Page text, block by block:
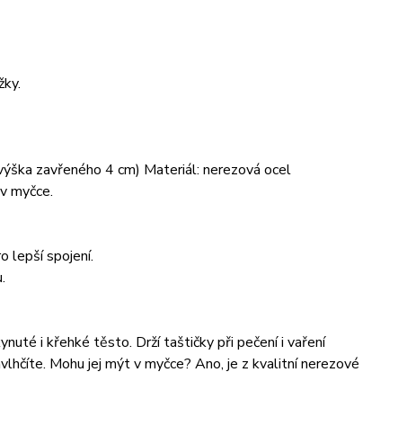
zavřeného 4 cm) Materiál: nerezová ocel
myčce.
lepší spojení.
i křehké těsto. Drží taštičky při pečení i vaření
Mohu jej mýt v myčce? Ano, je z kvalitní nerezové